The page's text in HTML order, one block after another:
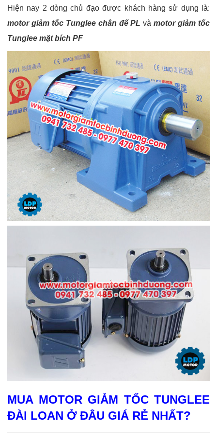
Hiện nay 2 dòng chủ đạo được khách hàng sử dụng là:
motor giảm tốc Tunglee chân đế PL vàmotor giảm tốc
Tunglee mặt bích PF
MUA MOTOR GIẢM TỐC TUNGLEE
ĐÀI LOAN Ở ĐÂU GIÁ RẺ NHẤT?